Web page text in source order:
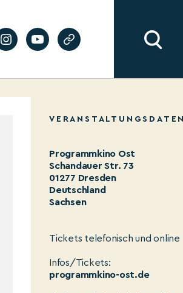
VERANSTALTUNGSDATEN
Programmkino Ost
Schandauer Str. 73
01277 Dresden
Deutschland
Sachsen
Tickets telefonisch und online
Infos/Tickets:
programmkino-ost.de